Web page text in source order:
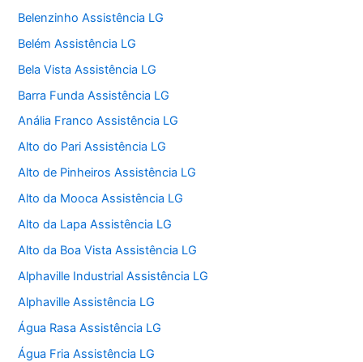
Belenzinho Assistência LG
Belém Assistência LG
Bela Vista Assistência LG
Barra Funda Assistência LG
Anália Franco Assistência LG
Alto do Pari Assistência LG
Alto de Pinheiros Assistência LG
Alto da Mooca Assistência LG
Alto da Lapa Assistência LG
Alto da Boa Vista Assistência LG
Alphaville Industrial Assistência LG
Alphaville Assistência LG
Água Rasa Assistência LG
Água Fria Assistência LG